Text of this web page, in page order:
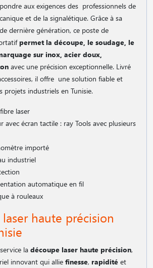
aux exigences des professionnels de
et de la signalétique. Grâce à sa
dernière génération, ce poste de
permet la découpe, le soudage, le
sur inox, acier doux,
avec une précision exceptionnelle. Livré
il offre une solution fiable et
projets industriels en Tunisie.
laser
avec écran tactile : ray Tools avec plusieurs
importé
industriel
automatique en fil
à rouleaux
haute précision
la découpe laser haute précision,
innovant qui allie finesse, rapidité et